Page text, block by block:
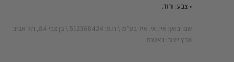
• צבע: ורוד.
שם יבואן: איי. אי. איל בע"מ \ ח.פ: 512368424 \ בן צבי 84, תל אביב
ארץ ייצור: ויאטנם